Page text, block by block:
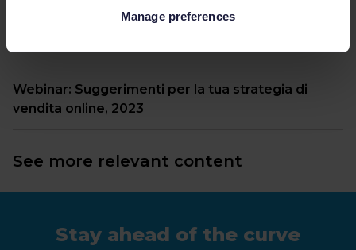
Manage preferences
Webinar: Suggerimenti per la tua strategia di
vendita online, 2023
See more relevant content
Stay ahead of the curve